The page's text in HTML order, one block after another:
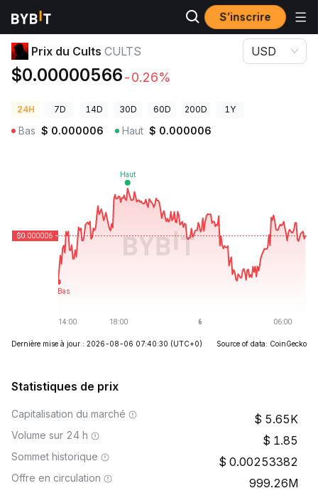
S’inscrire
Prix des cryptos
Prix du Cults CULTS
$0.00000566-0.26%
USD
24H 7D 14D 30D 60D 200D 1Y
Bas $ 0.000006 Haut $ 0.000006
Dernière mise à jour : 2026-08-06 07:40:30 (UTC+0) Source of data: CoinGecko
Statistiques de prix
Capitalisation du marché 5.65K
Volume sur 24 h 1.85
Sommet historique 0.00253382
Offre en circulation 999.26M